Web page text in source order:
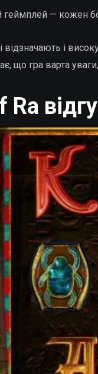
— кожен
відзначають і
що гра варта
Ra